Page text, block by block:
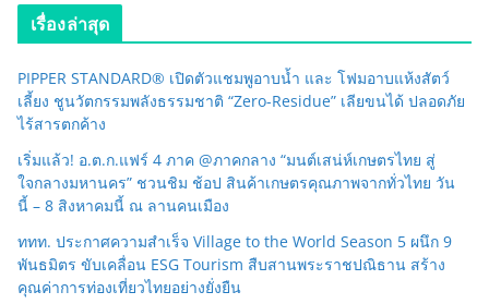
เรื่องล่าสุด
PIPPER STANDARD® เปิดตัวแชมพูอาบน้ำ และ โฟมอาบแห้งสัตว์
เลี้ยง ชูนวัตกรรมพลังธรรมชาติ “Zero-Residue” เลียขนได้ ปลอดภัย
ไร้สารตกค้าง
เริ่มแล้ว! อ.ต.ก.แฟร์ 4 ภาค @ภาคกลาง “มนต์เสน่ห์เกษตรไทย สู่
ใจกลางมหานคร” ชวนชิม ช้อป สินค้าเกษตรคุณภาพจากทั่วไทย วัน
นี้ – 8 สิงหาคมนี้ ณ ลานคนเมือง
ททท. ประกาศความสำเร็จ Village to the World Season 5 ผนึก 9
พันธมิตร ขับเคลื่อน ESG Tourism สืบสานพระราชปณิธาน สร้าง
คุณค่าการท่องเที่ยวไทยอย่างยั่งยืน